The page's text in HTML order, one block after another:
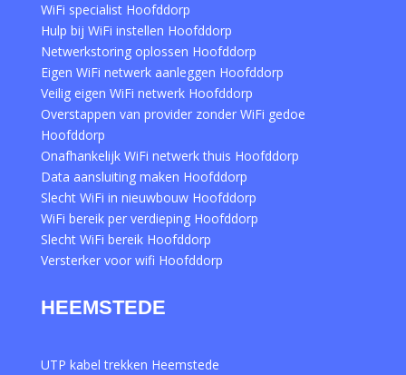
WiFi specialist Hoofddorp
Hulp bij WiFi instellen Hoofddorp
Netwerkstoring oplossen Hoofddorp
Eigen WiFi netwerk aanleggen Hoofddorp
Veilig eigen WiFi netwerk Hoofddorp
Overstappen van provider zonder WiFi gedoe
Hoofddorp
Onafhankelijk WiFi netwerk thuis Hoofddorp
Data aansluiting maken Hoofddorp
Slecht WiFi in nieuwbouw Hoofddorp
WiFi bereik per verdieping Hoofddorp
Slecht WiFi bereik Hoofddorp
Versterker voor wifi Hoofddorp
HEEMSTEDE
UTP kabel trekken Heemstede